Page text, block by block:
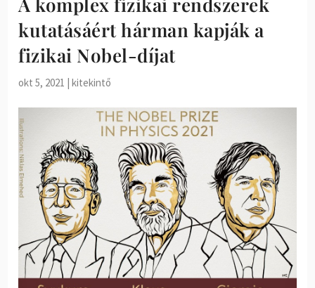
kutatásáért hárman kapják a
fizikai Nobel-díjat
okt 5, 2021 |kitekintő